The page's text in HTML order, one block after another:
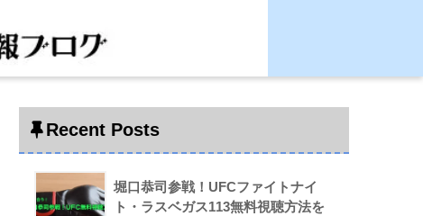
Recent Posts
堀口恭司参戦！UFCファイトナイ
ト・ラスベガス113無料視聴方法を